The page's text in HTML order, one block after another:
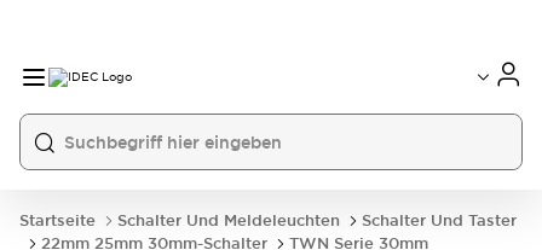
Startseite Schalter Und Meldeleuchten
Schalter Und Taster
22mm 25mm 30mm-Schalter
TWN Serie 30mm